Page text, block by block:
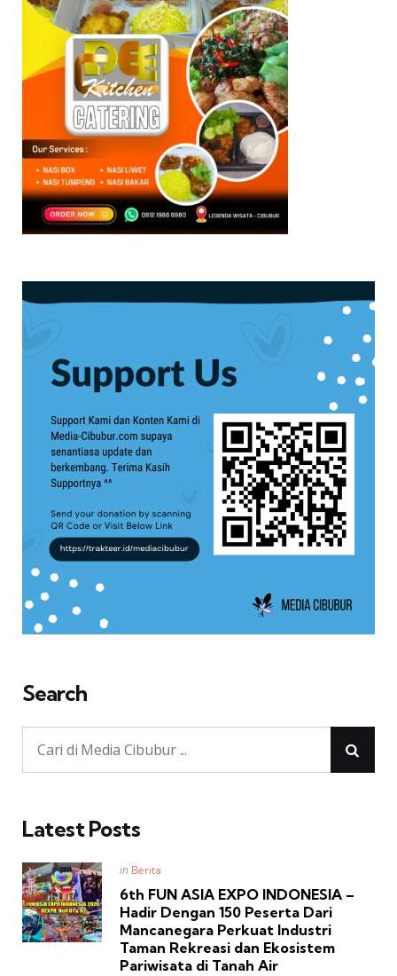
Search
Latest Posts
Posted
in
in Berita
6th FUN ASIA EXPO INDONESIA –
Hadir Dengan 150 Peserta Dari
Mancanegara Perkuat Industri
Taman Rekreasi dan Ekosistem
Pariwisata di Tanah Air